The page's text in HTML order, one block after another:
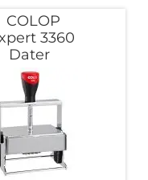
COLOP
3360
Dater